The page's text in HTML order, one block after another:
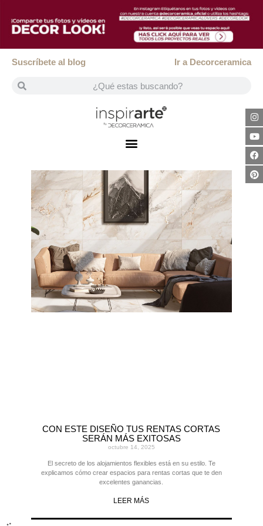
Suscríbete al blog Ir a Decorceramica
CON ESTE DISEÑO TUS RENTAS CORTAS
SERÁN MÁS EXITOSAS
octubre 14, 2025
El secreto de los alojamientos flexibles está en su estilo. Te
explicamos cómo crear espacios para rentas cortas que te den
excelentes ganancias.
LEER MÁS